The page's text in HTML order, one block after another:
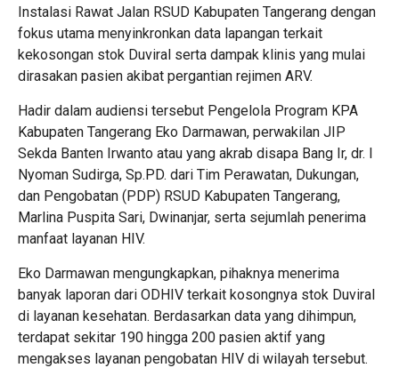
Instalasi Rawat Jalan RSUD Kabupaten Tangerang dengan
fokus utama menyinkronkan data lapangan terkait
kekosongan stok Duviral serta dampak klinis yang mulai
dirasakan pasien akibat pergantian rejimen ARV.
Hadir dalam audiensi tersebut Pengelola Program KPA
Kabupaten Tangerang Eko Darmawan, perwakilan JIP
Sekda Banten Irwanto atau yang akrab disapa Bang Ir, dr. I
Nyoman Sudirga, Sp.PD. dari Tim Perawatan, Dukungan,
dan Pengobatan (PDP) RSUD Kabupaten Tangerang,
Marlina Puspita Sari, Dwinanjar, serta sejumlah penerima
manfaat layanan HIV.
Eko Darmawan mengungkapkan, pihaknya menerima
banyak laporan dari ODHIV terkait kosongnya stok Duviral
di layanan kesehatan. Berdasarkan data yang dihimpun,
terdapat sekitar 190 hingga 200 pasien aktif yang
mengakses layanan pengobatan HIV di wilayah tersebut.